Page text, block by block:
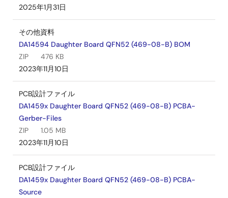
2025年1月31日
その他資料
DA14594 Daughter Board QFN52 (469-08-B) BOM
ZIP
476 KB
2023年11月10日
PCB設計ファイル
DA1459x Daughter Board QFN52 (469-08-B) PCBA-
Gerber-Files
ZIP
1.05 MB
2023年11月10日
PCB設計ファイル
DA1459x Daughter Board QFN52 (469-08-B) PCBA-
Source